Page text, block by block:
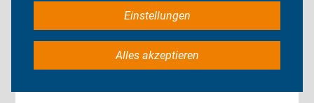
Einstellungen
Alles akzeptieren
Sternfahrt „50 Jahre Schwalm-Eder-